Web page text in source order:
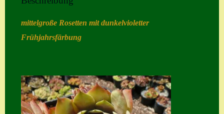
Kasse
Kontakt
mittelgroße Rosetten mit dunkelvioletter
Frühjahrsfärbung